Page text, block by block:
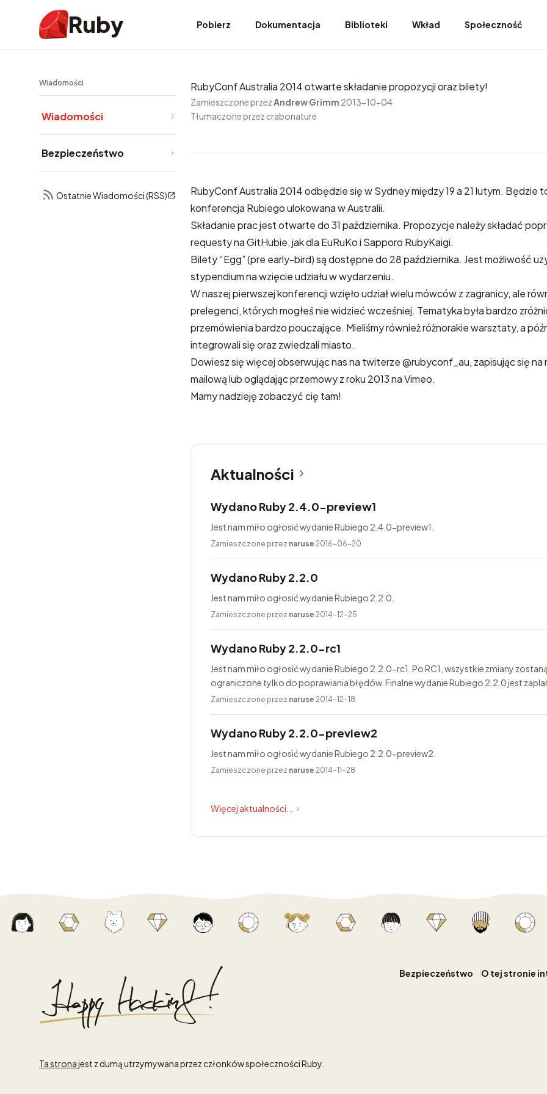
Ruby Pobierz Dokumentacja Biblioteki Wkład Społeczność
Wiadomości
Wiadomości
Bezpieczeństwo
Ostatnie Wiadomości (RSS)
RubyConf Australia 2014 otwarte składanie propozycji oraz bilety!
Zamieszczone przezAndrew Grimm 2013-10-04
Tłumaczone przez crabonature
RubyConf Australia 2014odbędzie się w Sydney między 19 a 21 lutym. Będzie
konferencja Rubiego ulokowana w Australii.
Składanie prac jest otwarte do 31 października. Propozycje należy składać
requesty na GitHubie, jak dla EuRuKo i Sapporo RubyKaigi.
Bilety “Egg” (pre early-bird) są dostępne do 28 października. Jest możliwość
stypendium na wzięcie udziału w wydarzeniu.
W naszej pierwszej konferencji wzięło udział wielu mówców z zagranicy, ale
prelegenci, których mogłeś nie widzieć wcześniej. Tematyka była bardzo
przemówienia bardzo pouczające. Mieliśmy również różnorakie warsztaty, a
integrowali się oraz zwiedzali miasto.
Dowiesz się więcej obserwując nas na twiterze@rubyconf_au, zapisując się na
mailową lub oglądając przemowy z roku 2013 na Vimeo.
Mamy nadzieję zobaczyć cię tam!
Aktualności
Wydano Ruby 2.4.0-preview1
Jest nam miło ogłosić wydanie Rubiego 2.4.0-preview1.
Zamieszczone przez naruse 2016-06-20
Wydano Ruby 2.2.0
Jest nam miło ogłosić wydanie Rubiego 2.2.0.
Zamieszczone przez naruse 2014-12-25
Wydano Ruby 2.2.0-rc1
Jest nam miło ogłosić wydanie Rubiego 2.2.0-rc1. Po RC1, wszystkie zmiany zostaną
ograniczone tylko do poprawiania błędów. Finalne wydanie Rubiego 2.2.0 jest
25...
Zamieszczone przez naruse 2014-12-18
Wydano Ruby 2.2.0-preview2
Jest nam miło ogłosić wydanie Rubiego 2.2.0-preview2.
Zamieszczone przez naruse 2014-11-28
Więcej aktualności...
Bezpieczeństwo O tej stronie
Ta stronajest z dumą utrzymywana przez członków społeczności Ruby.